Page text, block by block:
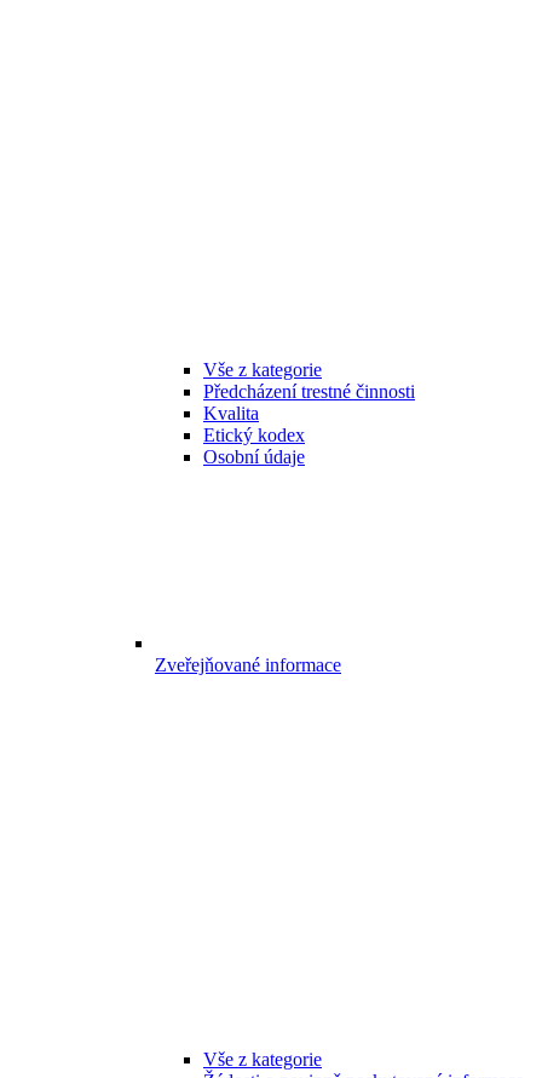
Vše z kategorie
Předcházení trestné činnosti
Kvalita
Etický kodex
Osobní údaje
Zveřejňované informace
Vše z kategorie